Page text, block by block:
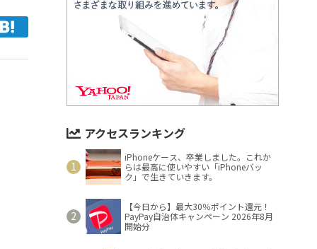
アクセスランキング
iPhoneケース、卒業しました。これか
らは最高に使いやすい「iPhoneバッ
ク」で生きていきます。
【今日から】最大30％ポイント還元！
PayPay自治体キャンペーン 2026年8月
開始分